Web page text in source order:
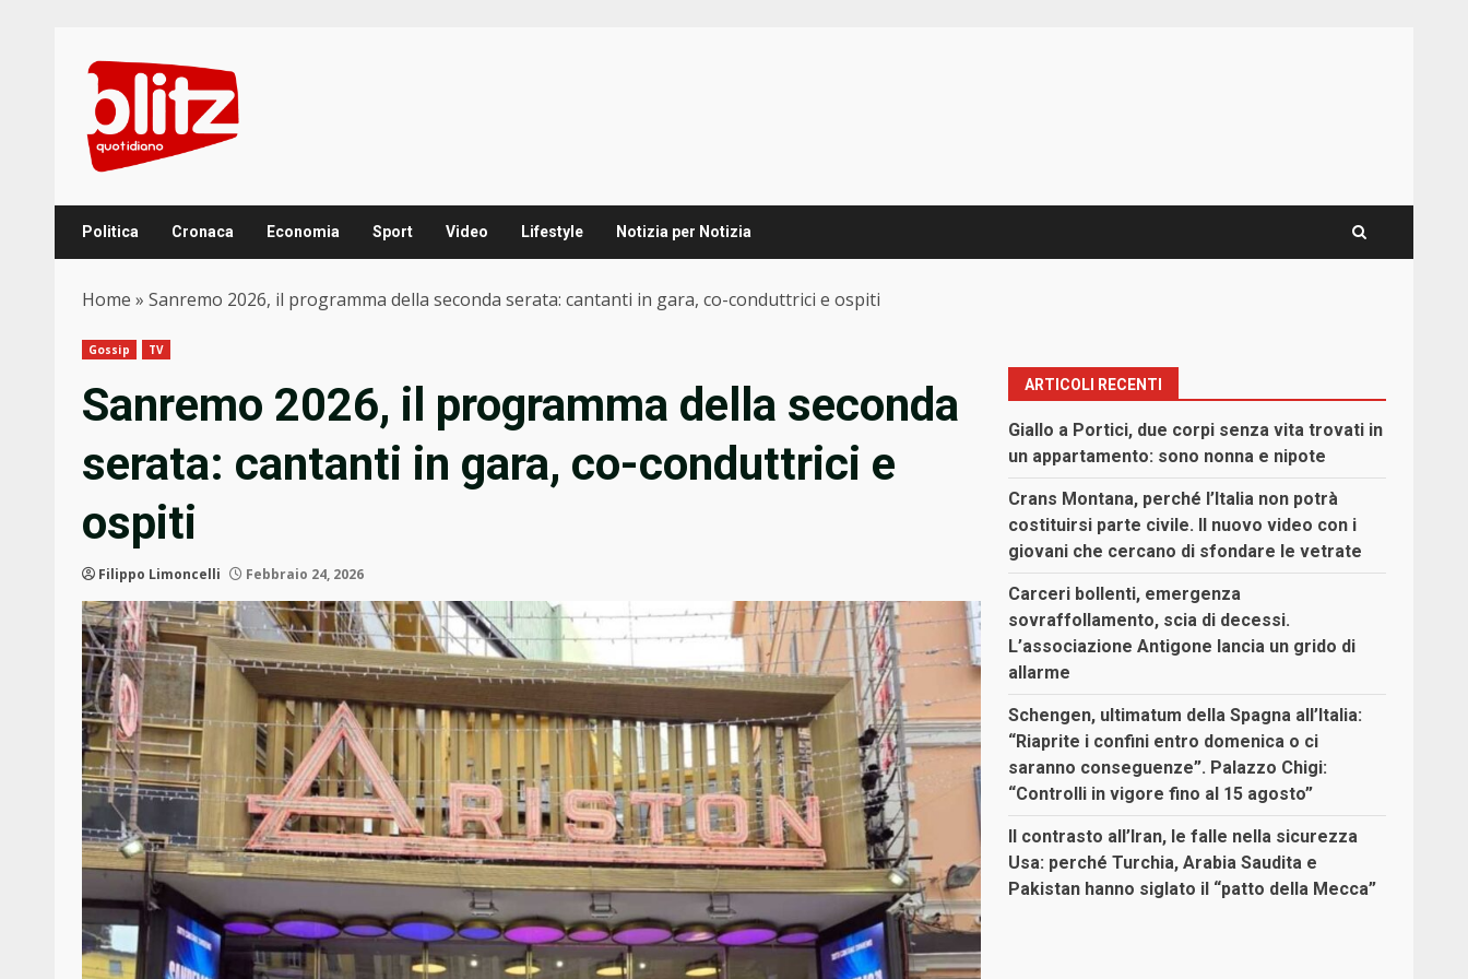
content
Politica Cronaca Economia Sport Video Lifestyle Notizia per Notizia
Home » Sanremo 2026, il programma della seconda serata: cantanti in gara, co-conduttrici e ospiti
Gossip TV
Sanremo 2026, il programma della seconda
serata: cantanti in gara, co-conduttrici e
ospiti
Filippo Limoncelli Febbraio 24, 2026
ARTICOLI RECENTI
Giallo a Portici, due corpi senza vita trovati in
un appartamento: sono nonna e nipote
Crans Montana, perché l’Italia non potrà
costituirsi parte civile. Il nuovo video con i
giovani che cercano di sfondare le vetrate
Carceri bollenti, emergenza
sovraffollamento, scia di decessi.
L’associazione Antigone lancia un grido di
allarme
Schengen, ultimatum della Spagna all’Italia:
“Riaprite i confini entro domenica o ci
saranno conseguenze”. Palazzo Chigi:
“Controlli in vigore fino al 15 agosto”
Il contrasto all’Iran, le falle nella sicurezza
Usa: perché Turchia, Arabia Saudita e
Pakistan hanno siglato il “patto della Mecca”